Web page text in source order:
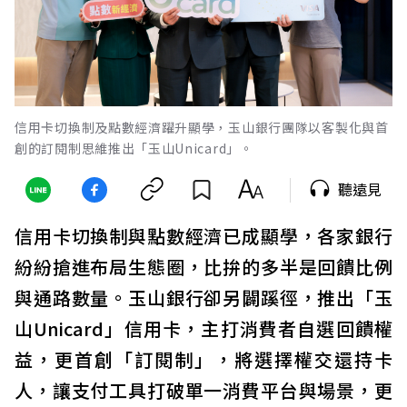
信用卡切換制及點數經濟躍升顯學，玉山銀行團隊以客製化與首
創的訂閱制思維推出「玉山Unicard」。
聽遠見
信用卡切換制與點數經濟已成顯學，各家銀行
紛紛搶進布局生態圈，比拚的多半是回饋比例
與通路數量。玉山銀行卻另闢蹊徑，推出「玉
山Unicard」信用卡，主打消費者自選回饋權
益，更首創「訂閱制」，將選擇權交還持卡
人，讓支付工具打破單一消費平台與場景，更